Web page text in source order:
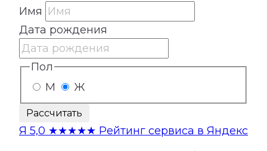
Имя
Дата рождения
Пол
М
Ж
Рассчитать
Я 5,0 ★★★★★ Рейтинг сервиса в Яндекс